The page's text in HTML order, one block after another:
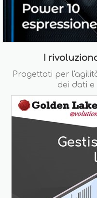
I
Progettati per
dei dati